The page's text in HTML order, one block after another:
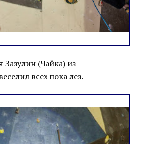
(Чайка) из
всех пока лез.